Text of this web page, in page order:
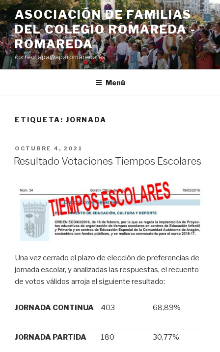
Saltar
al
contenido
ASOCIACIÓN DE FAMILIAS
DEL COLEGIO ROMAREDA -
ROMAREDA
correo: apa@aparomareda.es
Menú
ETIQUETA: JORNADA
PUBLICADO
EL
OCTUBRE 4, 2021
Resultado Votaciones Tiempos Escolares
Una vez cerrado el plazo de elección de preferencias de
jornada escolar, y analizadas las respuestas, el recuento
de votos válidos arroja el siguiente resultado:
JORNADA CONTINUA 403 68,89%
JORNADA PARTIDA 180 30,77%